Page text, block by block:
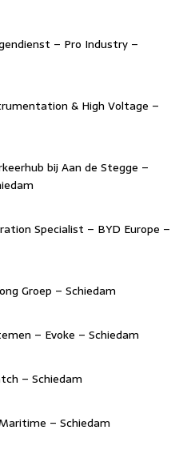
– Pro Industry –
& High Voltage –
bij Aan de Stegge –
Specialist – BYD Europe –
Groep – Schiedam
– Evoke – Schiedam
– Schiedam
– Schiedam